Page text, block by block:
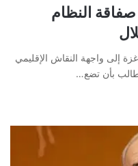
صفاقة النظام
إلى واجهة النقاش الإقليمي
بأن تضع…